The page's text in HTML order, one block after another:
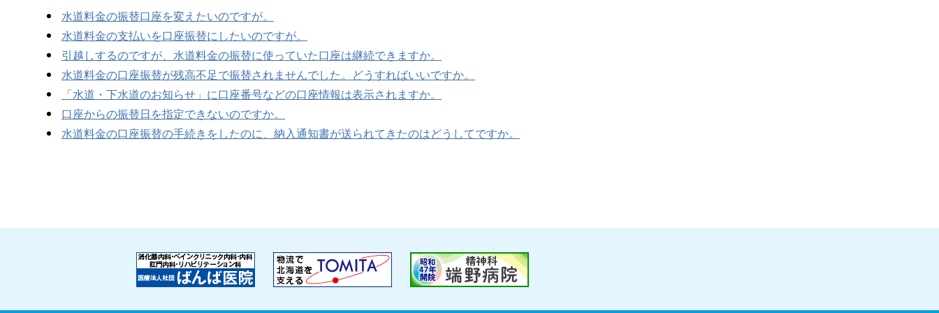
水道料金の振替口座を変えたいのですが。
水道料金の支払いを口座振替にしたいのですが。
引越しするのですが、水道料金の振替に使っていた口座は継続できますか。
水道料金の口座振替が残高不足で振替されませんでした。どうすればいいですか。
「水道・下水道のお知らせ」に口座番号などの口座情報は表示されますか。
口座からの振替日を指定できないのですか。
水道料金の口座振替の手続きをしたのに、納入通知書が送られてきたのはどうしてですか。